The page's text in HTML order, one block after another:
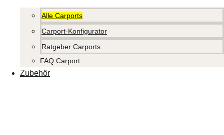
Alle Carports
Carport-Konfigurator
Ratgeber Carports
FAQ Carport
Zubehör